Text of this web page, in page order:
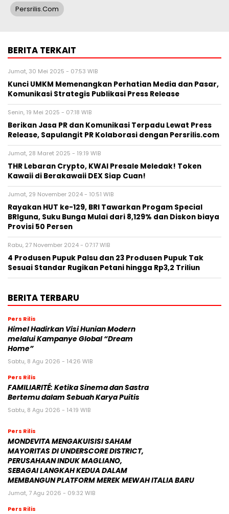
Persrilis.com
BERITA TERKAIT
Jumat, 30 Mei 2025 - 07:53 WIB
Kunci UMKM Memenangkan Perhatian Media dan Pasar,
Komunikasi Strategis Publikasi Press Release
Senin, 19 Mei 2025 - 07:18 WIB
Berikan Jasa PR dan Komunikasi Terpadu Lewat Press
Release, Sapulangit PR Kolaborasi dengan Persrilis.com
Jumat, 28 Maret 2025 - 19:19 WIB
THR Lebaran Crypto, KWAI Presale Meledak! Token
Kawaii di Berakawaii DEX Siap Cuan!
Jumat, 29 November 2024 - 10:51 WIB
Rayakan HUT ke-129, BRI Tawarkan Progam Special
BRIguna, Suku Bunga Mulai dari 8,129% dan Diskon biaya
Provisi 50 Persen
Rabu, 27 November 2024 - 07:17 WIB
4 Produsen Pupuk Palsu dan 23 Produsen Pupuk Tak
Sesuai Standar Rugikan Petani hingga Rp3,2 Triliun
BERITA TERBARU
Pers Rilis
Himel Hadirkan Visi Hunian Modern
melalui Kampanye Global “Dream
Home”
Sabtu, 8 Agu 2026 - 14:26 WIB
Pers Rilis
FAMILIARITÉ: Ketika Sinema dan Sastra
Bertemu dalam Sebuah Karya Puitis
Sabtu, 8 Agu 2026 - 14:19 WIB
Pers Rilis
MONDEVITA MENGAKUISISI SAHAM
MAYORITAS DI UNDERSCORE DISTRICT,
PERUSAHAAN INDUK MAGLIANO,
SEBAGAI LANGKAH KEDUA DALAM
MEMBANGUN PLATFORM MEREK MEWAH ITALIA BARU
Jumat, 7 Agu 2026 - 09:32 WIB
Pers Rilis